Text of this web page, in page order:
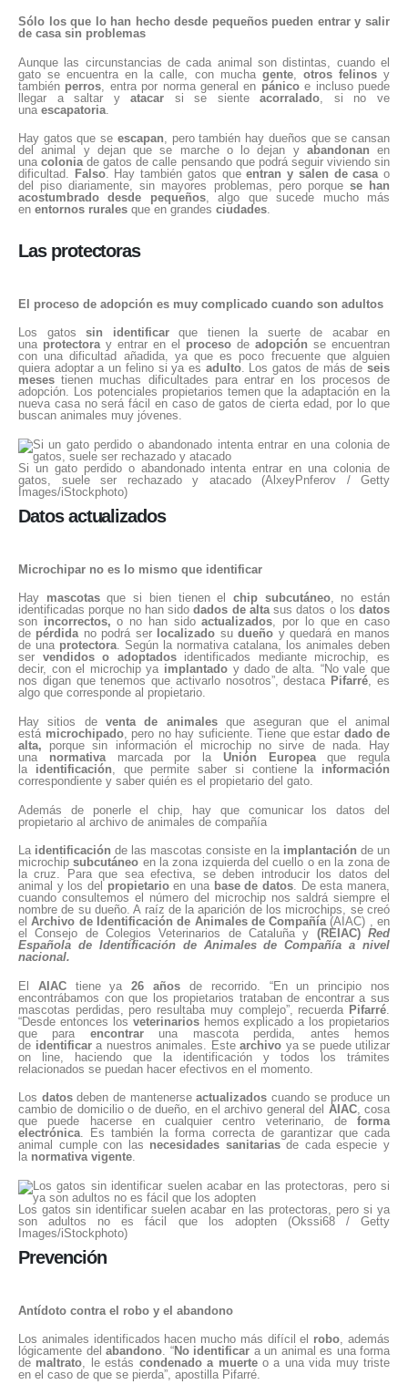
Sólo los que lo han hecho desde pequeños pueden entrar y salir
de casa sin problemas
Aunque las circunstancias de cada animal son distintas, cuando el
gato se encuentra en la calle, con mucha gente, otros felinosy
también perros , entra por norma general en pánicoe incluso puede
llegar a saltar yatacar si se sienteacorralado , si no ve
una escapatoria
Hay gatos que se escapan, pero también hay dueños que se cansan
del animal y dejan que se marche o lo dejan y abandonan en
unacoloniade gatos de calle pensando que podrá seguir viviendo sin
dificultad. Falso. Hay también gatos queentran y salen de casao
del piso diariamente, sin mayores problemas, pero porque se han
acostumbrado desde pequeños, algo que sucede mucho más
en entornos rurales que en grandes ciudades.
Las protectoras
El proceso de adopción es muy complicado cuando son adultos
Los gatos sin identificar que tienen la suerte de acabar en
una protectora y entrar en el proceso de adopción se encuentran
con una dificultad añadida, ya que es poco frecuente que alguien
quiera adoptar a un felino si ya es adulto. Los gatos de más deseis
mesestienen muchas dificultades para entrar en los procesos de
adopción. Los potenciales propietarios temen que la adaptación en la
nueva casa no será fácil en caso de gatos de cierta edad, por lo que
buscan animales muy jóvenes.
Si un gato perdido o abandonado intenta entrar en una colonia de
gatos, suele ser rechazado y atacado (AlxeyPnferov / Getty
Images/iStockphoto)
Datos actualizados
Microchipar no es lo mismo que identificar
Hay mascotasque si bien tienen el chip subcutáneo, no están
identificadas porque no han sidodados de alta sus datos o los datos
son incorrectos,o no han sidoactualizados, por lo que en caso
de pérdida no podrá ser localizado sudueño y quedará en manos
de una protectora. Según la normativa catalana, los animales deben
ser vendidos o adoptados identificados mediante microchip, es
decir, con el microchip ya implantado y dado de alta. “No vale que
nos digan que tenemos que activarlo nosotros”, destaca Pifarré, es
algo que corresponde al propietario.
Hay sitios de venta de animales que aseguran que el animal
está microchipado, pero no hay suficiente. Tiene que estar dado de
alta, porque sin información el microchip no sirve de nada. Hay
una normativa marcada por la Unión Europeaque regula
la identificación , que permite saber si contiene la información
correspondiente y saber quién es el propietario del gato.
Además de ponerle el chip, hay que comunicar los datos del
propietario al archivo de animales de compañía
La identificación de las mascotas consiste en la implantación de un
microchipsubcutáneo en la zona izquierda del cuello o en la zona de
la cruz. Para que sea efectiva, se deben introducir los datos del
animal y los del propietarioen una base de datos. De esta manera,
cuando consultemos el número del microchip nos saldrá siempre el
nombre de su dueño. A raíz de la aparición de los microchips, se creó
elArchivo de Identificación de Animales de Compañía (AIAC) , en
el Consejo de Colegios Veterinarios de Cataluña y (REIAC)Red
Española de Identificación de Animales de Compañía a nivel
nacional.
El AIAC tiene ya26 años de recorrido. “En un principio nos
encontrábamos con que los propietarios trataban de encontrar a sus
mascotas perdidas, pero resultaba muy complejo”, recuerda Pifarré
“Desde entonces los veterinarios hemos explicado a los propietarios
que para encontrar una mascota perdida, antes hemos
de identificar a nuestros animales. Este archivo ya se puede utilizar
on line, haciendo que la identificación y todos los trámites
relacionados se puedan hacer efectivos en el momento.
Los datosdeben de mantenerseactualizadoscuando se produce un
cambio de domicilio o de dueño, en el archivo general del AIAC, cosa
que puede hacerse en cualquier centro veterinario, de forma
electrónica. Es también la forma correcta de garantizar que cada
animal cumple con las necesidades sanitariasde cada especie y
la normativa vigente.
Los gatos sin identificar suelen acabar en las protectoras, pero si ya
son adultos no es fácil que los adopten (Okssi68 / Getty
Images/iStockphoto)
Prevención
Antídoto contra el robo y el abandono
Los animales identificados hacen mucho más difícil el robo, además
lógicamente del abandono. “No identificar a un animal es una forma
de maltrato, le estás condenado a muerte o a una vida muy triste
en el caso de que se pierda”, apostilla Pifarré.